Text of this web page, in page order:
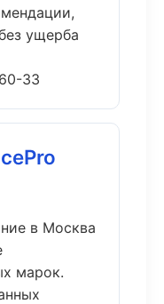
ущерба
33
в Москва
марок.